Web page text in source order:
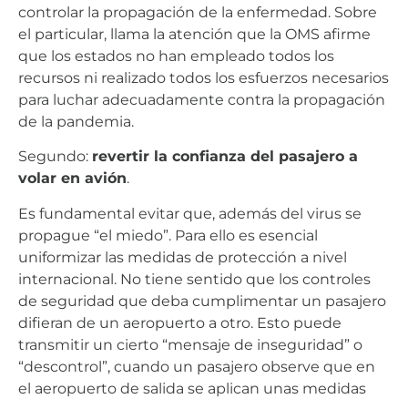
controlar la propagación de la enfermedad. Sobre
el particular, llama la atención que la OMS afirme
que los estados no han empleado todos los
recursos ni realizado todos los esfuerzos necesarios
para luchar adecuadamente contra la propagación
de la pandemia.
Segundo: revertir la confianza del pasajero a
volar en avión.
Es fundamental evitar que, además del virus se
propague “el miedo”. Para ello es esencial
uniformizar las medidas de protección a nivel
internacional. No tiene sentido que los controles
de seguridad que deba cumplimentar un pasajero
difieran de un aeropuerto a otro. Esto puede
transmitir un cierto “mensaje de inseguridad” o
“descontrol”, cuando un pasajero observe que en
el aeropuerto de salida se aplican unas medidas